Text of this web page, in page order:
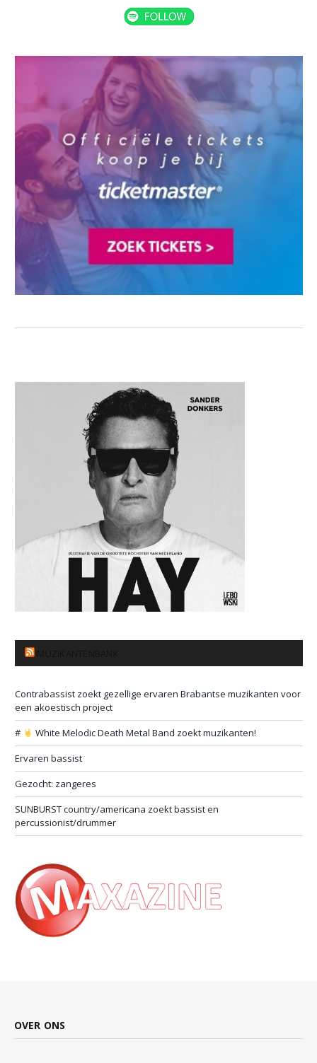
Contrabassist zoekt gezellige ervaren Brabantse muzikanten voor
een akoestisch project
#
White Melodic Death Metal Band zoekt muzikanten!
Ervaren bassist
Gezocht: zangeres
SUNBURST country/americana zoekt bassist en
percussionist/drummer
OVER ONS